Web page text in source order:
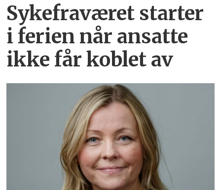
Sykefraværet starter
i ferien når ansatte
ikke får koblet av